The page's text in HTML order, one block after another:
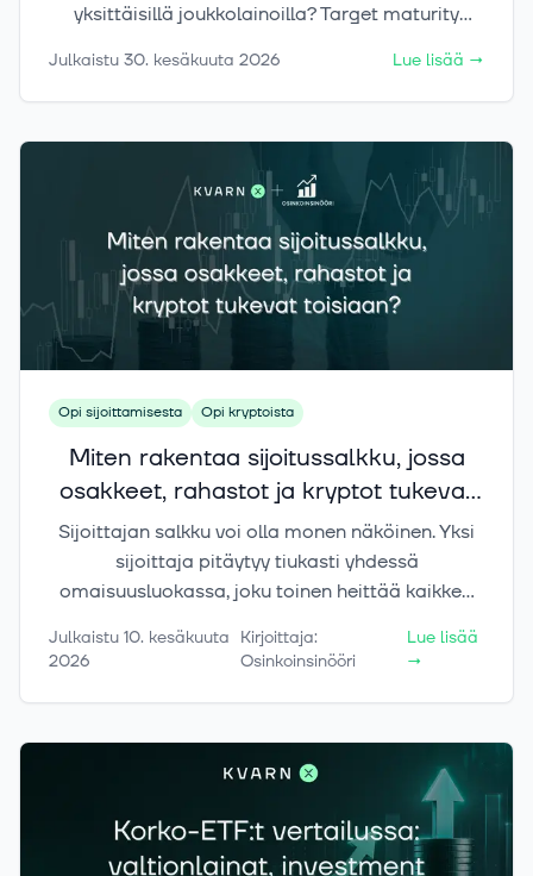
yksittäisillä joukkolainoilla? Target maturity
pienemmällä pääomalla – tässä artikkelissa
käymme läpi logiikan, hyödyt ja riskit.
Julkaistu 30. kesäkuuta 2026 Lue lisää →
Opi sijoittamisesta Opi kryptoista
Miten rakentaa sijoitussalkku, jossa
osakkeet, rahastot ja kryptot tukevat
toisiaan?
Sijoittajan salkku voi olla monen näköinen. Yksi
sijoittaja pitäytyy tiukasti yhdessä
omaisuusluokassa, joku toinen heittää kaikkea
hajautukseksi. Totuus on kuitenkin se, että eri
tapoja sijoittaa, vaan ne ovat työkaluja, joilla on
eri tehtävät.
Julkaistu 10. kesäkuuta
2026
Kirjoittaja:
Osinkoinsinööri
Lue lisää
→